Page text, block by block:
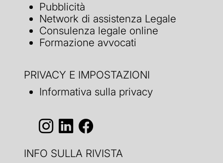
Pubblicità
Network di assistenza Legale
Consulenza legale online
Formazione avvocati
PRIVACY E IMPOSTAZIONI
Informativa sulla privacy
INFO SULLA RIVISTA